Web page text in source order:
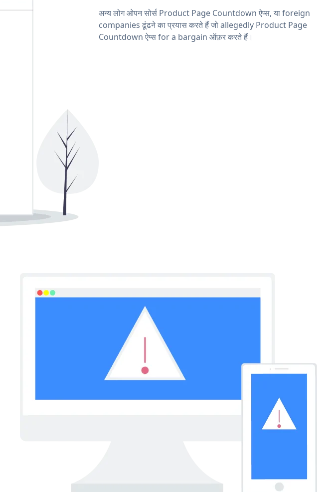
अन्य लोग ओपन सोर्स Product Page Countdown ऐप्स, या foreign
companies ढूंढने का प्रयास करते हैं जो allegedly Product Page
Countdown ऐप्स for a bargain ऑफ़र करते हैं।